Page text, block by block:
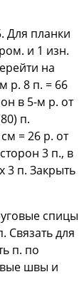
Для планки
и 1 изн.
на
р. 8 п. = 66
в 5-м р. от
п.
= 26 р. от
3 п., в
3 п. Закрыть
спицы
Связать для
п. по
швы и